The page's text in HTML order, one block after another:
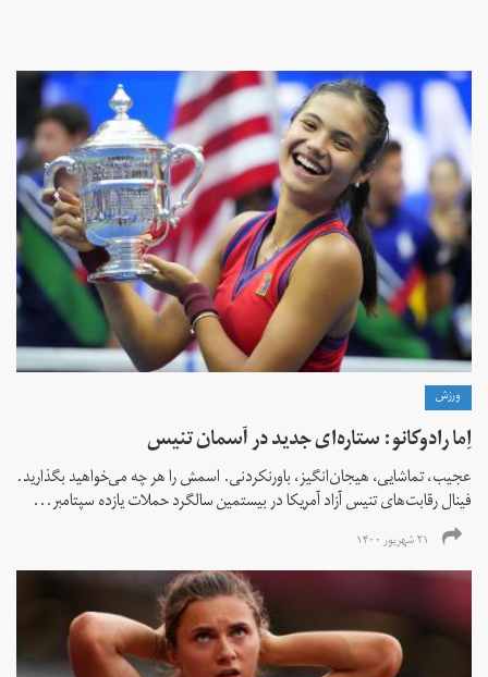
ورزش
اِما رادوکانو: ستاره‌ای جدید در آسمان تنیس
عجیب، تماشایی، هیجان‌انگیز، باورنکردنی. اسمش را هر چه می‌خواهید بگذارید.
فینال رقابت‌های تنیس آزاد آمریکا در بیستمین سالگرد حملات یازده سپتامبر...
۲۱ شهریور ۱۴۰۰